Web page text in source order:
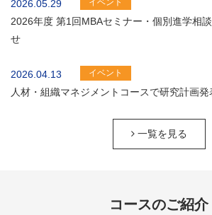
2026.05.29
2026年度 第1回MBAセミナー・個別進学相
せ
2026.04.13 イベント
人材・組織マネジメントコースで研究計画
一覧を見る
コースのご紹介